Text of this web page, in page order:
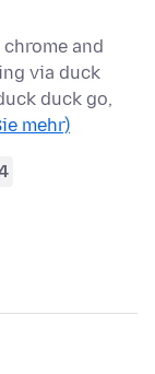
and
via duck
duck go,
mehr)